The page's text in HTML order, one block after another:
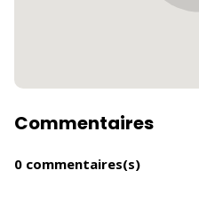
Commentaires
0 commentaires(s)